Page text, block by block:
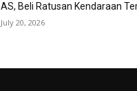
AS, Beli Ratusan Kendaraan
July 20, 2026